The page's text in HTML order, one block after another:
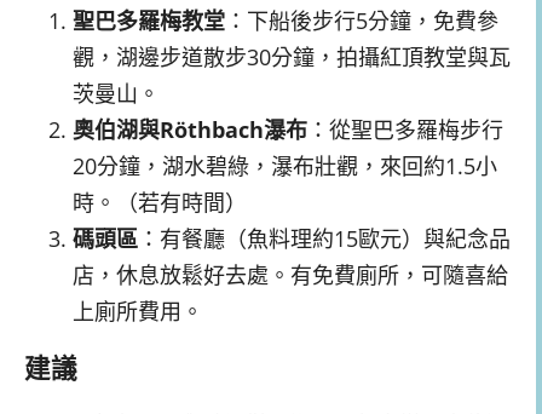
聖巴多羅梅教堂 ：下船後步行5分鐘，免費參
觀，湖邊步道散步30分鐘，拍攝紅頂教堂與瓦
茨曼山。
奧伯湖與Röthbach瀑布 ：從聖巴多羅梅步行
20分鐘，湖水碧綠，瀑布壯觀，來回約1.5小
時。（若有時間）
碼頭區 ：有餐廳（魚料理約15歐元）與紀念品
店，休息放鬆好去處。有免費廁所，可隨喜給
上廁所費用。
建議